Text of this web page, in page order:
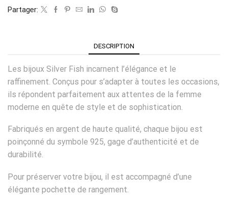
Partager:
DESCRIPTION
Les bijoux Silver Fish incarnent l’élégance et le
raffinement. Conçus pour s’adapter à toutes les occasions,
ils répondent parfaitement aux attentes de la femme
moderne en quête de style et de sophistication.
Fabriqués en argent de haute qualité, chaque bijou est
poinçonné du symbole 925, gage d’authenticité et de
durabilité.
Pour préserver votre bijou, il est accompagné d’une
élégante pochette de rangement.